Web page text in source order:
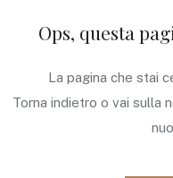
Ops, questa
La pagina che stai
Torna indietro o vai sulla